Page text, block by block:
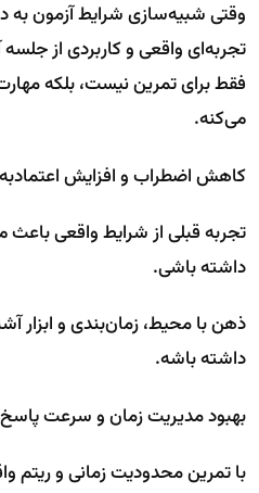
وقتی شبیه‌سازی شرایط آزمون به
تجربه‌ای واقعی و کاربردی از جلسه
فقط برای تمرین نیست، بلکه
می‌کنه.
کاهش اضطراب و افزایش
تجربه قبلی از شرایط واقعی
داشته باشی.
ذهن با محیط، زمان‌بندی و ابزار
داشته باشه.
بهبود مدیریت زمان و سرعت
با تمرین محدودیت زمانی و ریتم